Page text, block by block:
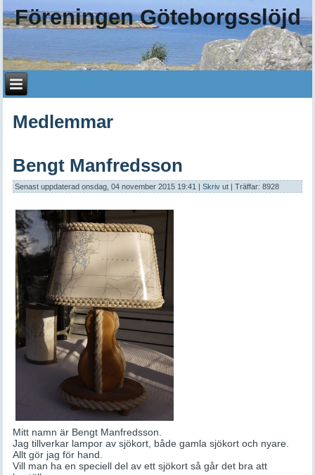
Föreningen Göteborgsslöjd
Medlemmar
Bengt Manfredsson
Senast uppdaterad onsdag, 04 november 2015 19:41 |Skriv ut | Träffar: 8928
Mitt namn är Bengt Manfredsson.
Jag tillverkar lampor av sjökort, både gamla sjökort och nyare.
Allt gör jag för hand.
Vill man ha en speciell del av ett sjökort så går det bra att